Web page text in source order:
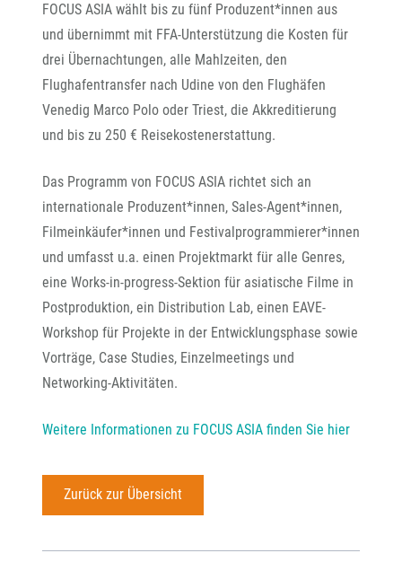
FOCUS ASIA wählt bis zu fünf Produzent*innen aus
und übernimmt mit FFA-Unterstützung die Kosten für
drei Übernachtungen, alle Mahlzeiten, den
Flughafentransfer nach Udine von den Flughäfen
Venedig Marco Polo oder Triest, die Akkreditierung
und bis zu 250 € Reisekostenerstattung.
Das Programm von FOCUS ASIA richtet sich an
internationale Produzent*innen, Sales-Agent*innen,
Filmeinkäufer*innen und Festivalprogrammierer*innen
und umfasst u.a. einen Projektmarkt für alle Genres,
eine Works-in-progress-Sektion für asiatische Filme in
Postproduktion, ein Distribution Lab, einen EAVE-
Workshop für Projekte in der Entwicklungsphase sowie
Vorträge, Case Studies, Einzelmeetings und
Networking-Aktivitäten.
Weitere Informationen zu FOCUS ASIA finden Sie hier
Zurück zur Übersicht